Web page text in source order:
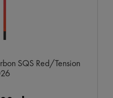
SQS Red/Tension